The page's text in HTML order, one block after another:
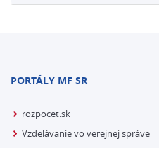
PORTÁLY MF SR
rozpocet.sk
Vzdelávanie vo verejnej správe